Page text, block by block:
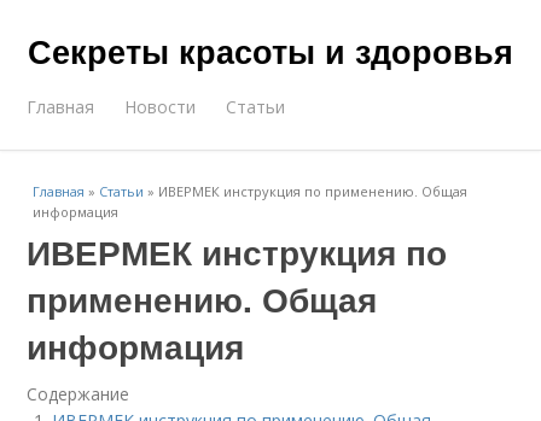
Секреты красоты и здоровья
Главная Новости Статьи
Главная » Статьи » ИВЕРМЕК инструкция по применению. Общая
информация
ИВЕРМЕК инструкция по
применению. Общая
информация
Содержание